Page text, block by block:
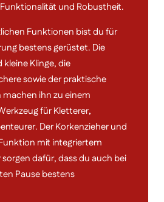
und Robustheit.
Funktionen bist du für
bestens gerüstet. Die
Klinge, die
sowie der praktische
ihn zu einem
für Kletterer,
Der Korkenzieher und
mit integriertem
dafür, dass du auch bei
Pause bestens